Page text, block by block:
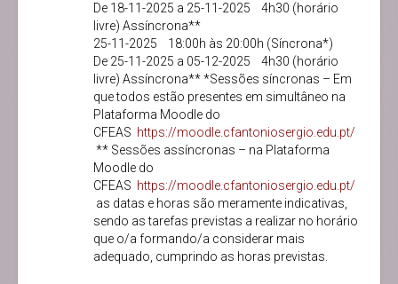
De 18-11-2025 a 25-11-2025 4h30 (horário
livre) Assíncrona**
25-11-2025 18:00h às 20:00h (Síncrona*)
De 25-11-2025 a 05-12-2025 4h30 (horário
livre) Assíncrona** *Sessões síncronas – Em
que todos estão presentes em simultâneo na
Plataforma Moodle do
CFEAS https://moodle.cfantoniosergio.edu.pt/
** Sessões assíncronas – na Plataforma
Moodle do
CFEAS https://moodle.cfantoniosergio.edu.pt/
as datas e horas são meramente indicativas,
sendo as tarefas previstas a realizar no horário
que o/a formando/a considerar mais
adequado, cumprindo as horas previstas.